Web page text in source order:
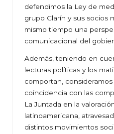
defendimos la Ley de
grupo Clarín y sus socios
mismo tiempo una
comunicacional del
Además, teniendo en
lecturas políticas y los
comportan,
coincidencia con las
La Juntada en la
latinoamericana,
distintos movimientos